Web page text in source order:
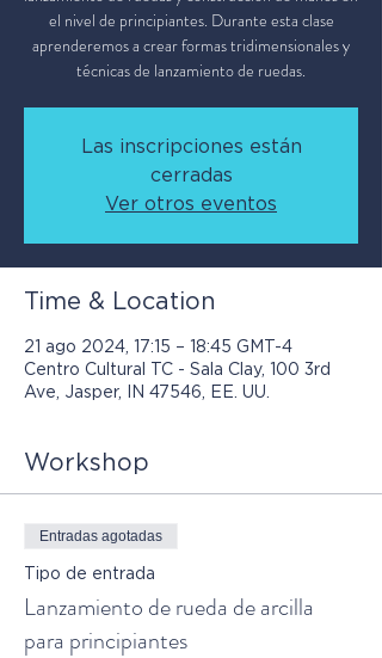
el nivel de principiantes. Durante esta clase
aprenderemos a crear formas tridimensionales y
técnicas de lanzamiento de ruedas.
Las inscripciones están
cerradas
Ver otros eventos
Time & Location
21 ago 2024, 17:15 – 18:45 GMT-4
Centro Cultural TC - Sala Clay, 100 3rd
Ave, Jasper, IN 47546, EE. UU.
Workshop
Entradas agotadas
Tipo de entrada
Lanzamiento de rueda de arcilla
para principiantes